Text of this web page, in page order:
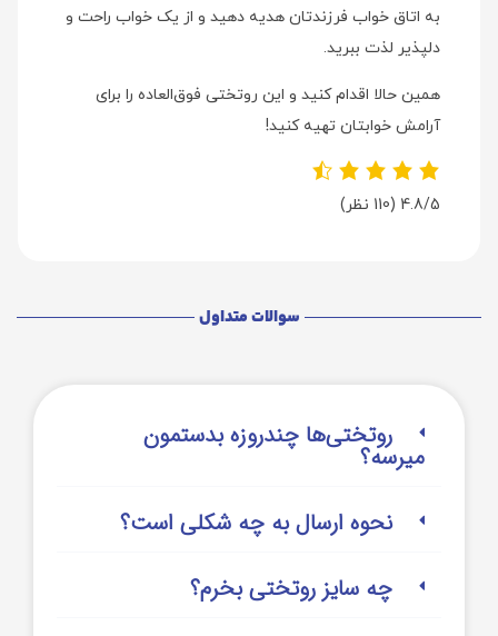
به اتاق خواب فرزندتان هدیه دهید و از یک خواب راحت و
دلپذیر لذت ببرید.
همین حالا اقدام کنید و این روتختی فوق‌العاده را برای
آرامش خوابتان تهیه کنید!
4.8/5 (110 نظر)
سوالات متداول
روتختی‌‌ها چندروزه بدستمون
میرسه؟
نحوه ارسال به چه شکلی است؟
چه سایز روتختی بخرم؟